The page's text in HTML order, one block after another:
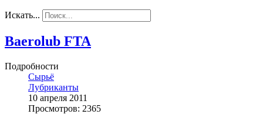
Искать...
Baerolub FTA
Подробности
Сырьё
Лубриканты
10 апреля 2011
Просмотров: 2365